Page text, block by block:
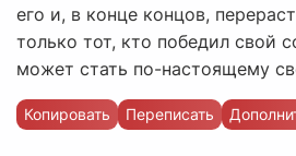
его и, в конце концов,
только тот, кто победил свой
может стать по-настоящему
Копировать Переписать